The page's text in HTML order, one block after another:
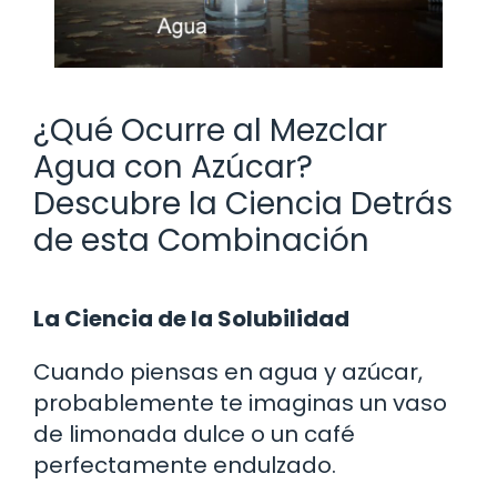
¿Qué Ocurre al Mezclar
Agua con Azúcar?
Descubre la Ciencia Detrás
de esta Combinación
La Ciencia de la Solubilidad
Cuando piensas en agua y azúcar,
probablemente te imaginas un vaso
de limonada dulce o un café
perfectamente endulzado.